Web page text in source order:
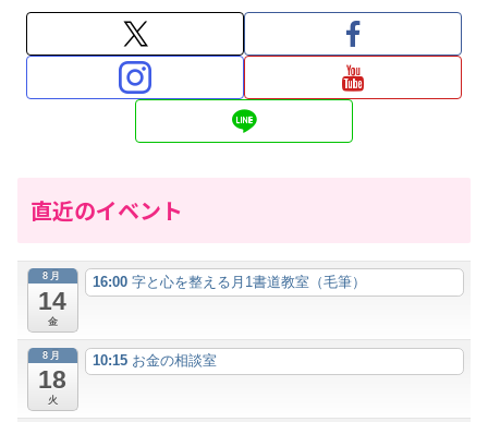
直近のイベント
8月
14
金
16:00 字と心を整える月1書道教室（毛筆）
8月
18
火
10:15 お金の相談室